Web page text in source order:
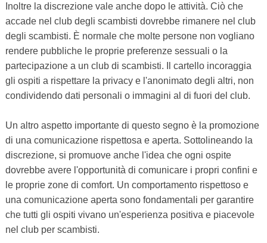
Inoltre la discrezione vale anche dopo le attività. Ciò che
accade nel club degli scambisti dovrebbe rimanere nel club
degli scambisti. È normale che molte persone non vogliano
rendere pubbliche le proprie preferenze sessuali o la
partecipazione a un club di scambisti. Il cartello incoraggia
gli ospiti a rispettare la privacy e l'anonimato degli altri, non
condividendo dati personali o immagini al di fuori del club.
Un altro aspetto importante di questo segno è la promozione
di una comunicazione rispettosa e aperta. Sottolineando la
discrezione, si promuove anche l'idea che ogni ospite
dovrebbe avere l'opportunità di comunicare i propri confini e
le proprie zone di comfort. Un comportamento rispettoso e
una comunicazione aperta sono fondamentali per garantire
che tutti gli ospiti vivano un'esperienza positiva e piacevole
nel club per scambisti.